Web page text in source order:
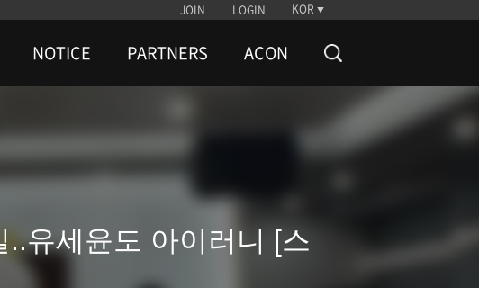
JOIN LOGIN KOR
NOTICE PARTNERS ACON
유세윤도 아이러니 [스